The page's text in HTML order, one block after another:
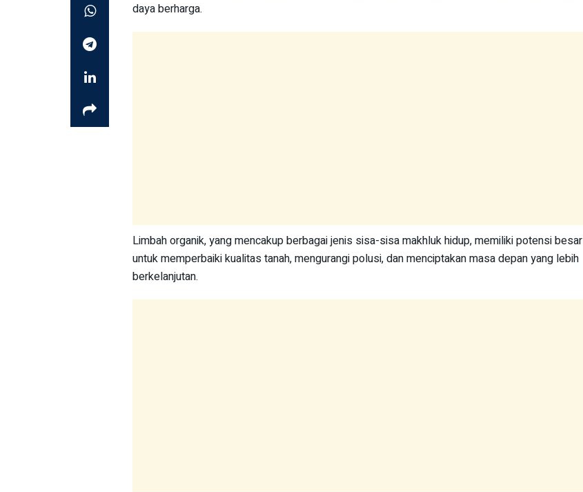
daya berharga.
Limbah organik, yang mencakup berbagai jenis sisa-sisa makhluk hidup, memiliki potensi besar
untuk memperbaiki kualitas tanah, mengurangi polusi, dan menciptakan masa depan yang lebih
berkelanjutan.